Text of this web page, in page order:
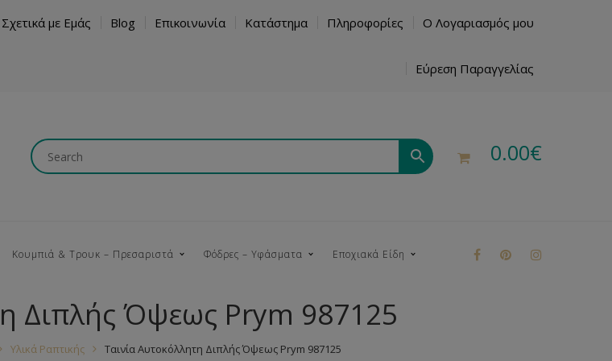
Σχετικά με Εμάς Blog Επικοινωνία Κατάστημα Πληροφορίες Ο Λογαριασμός μου
Εύρεση Παραγγελίας
0.00€
Νήματα
Κρόσια
Κουμπιά & Τρουκ – Πρεσαριστά
Ξύλινα Τρούκ
Φόδρες – Υφάσματα Εποχιακά Είδη
Διπλής Όψεως Prym 987125
Υλικά Ραπτικής Ταινία Αυτοκόλλητη Διπλής Όψεως Prym 987125